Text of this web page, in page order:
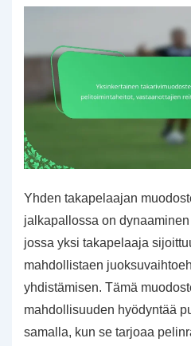
Yhden takapelaajan
jalkapallossa on
jossa yksi takapelaaja
mahdollistaen
yhdistämisen. Tämä
mahdollisuuden hyödyntää
samalla, kun se tarjoaa